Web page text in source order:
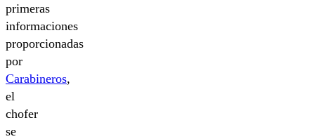
primeras
informaciones
proporcionadas
por
Carabineros,
el
chofer
se